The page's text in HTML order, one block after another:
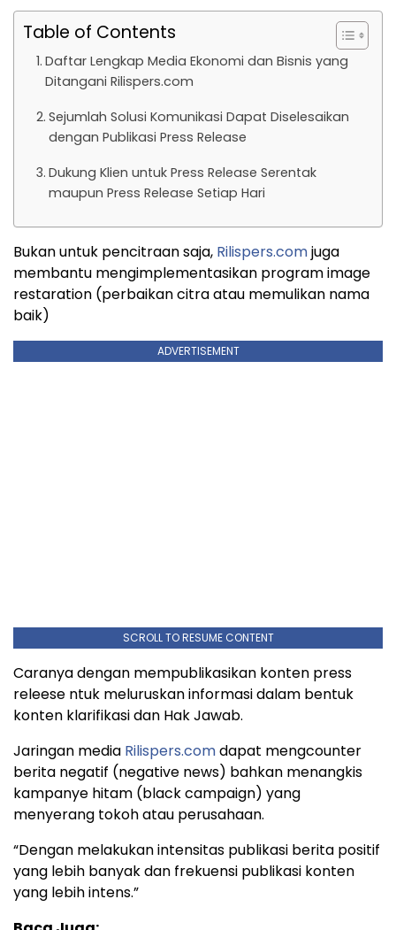
Table of Contents
Daftar Lengkap Media Ekonomi dan Bisnis yang
Ditangani Rilispers.com
Sejumlah Solusi Komunikasi Dapat Diselesaikan
dengan Publikasi Press Release
Dukung Klien untuk Press Release Serentak
maupun Press Release Setiap Hari
Bukan untuk pencitraan saja, Rilispers.comjuga
membantu mengimplementasikan program image
restaration (perbaikan citra atau memulikan nama
baik)
ADVERTISEMENT
SCROLL TO RESUME CONTENT
Caranya dengan mempublikasikan konten press
releese ntuk meluruskan informasi dalam bentuk
konten klarifikasi dan Hak Jawab.
Jaringan media Rilispers.comdapat mengcounter
berita negatif (negative news) bahkan menangkis
kampanye hitam (black campaign) yang
menyerang tokoh atau perusahaan.
“Dengan melakukan intensitas publikasi berita positif
yang lebih banyak dan frekuensi publikasi konten
yang lebih intens.”